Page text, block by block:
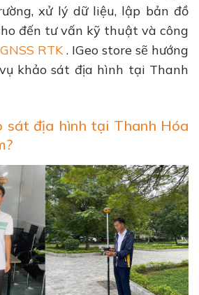
xử lý dữ liệu, lập bản đồ
đến tư vấn kỹ thuật và công
RTK. IGeo store sẽ hướng
khảo sát địa hình tại Thanh
sát địa hình tại Thanh Hóa